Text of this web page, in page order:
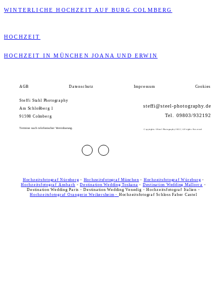
WINTERLICHE HOCHZEIT AUF BURG COLMBERG
HOCHZEIT
HOCHZEIT IN MÜNCHEN JOANA UND ERWIN
Steffi Stahl Photography
Am Schloßberg 1
91598 Colmberg
AGB Datenschutz Impressum Cookies
steffi@steel-photography.de
Tel. 09803/932192
Termine nach telefonischer Vereinbarung.
Hochzeitsfotograf Nürnberg - Hochzeitsfotograf München - Hochzeitsfotograf Würzburg -
Hochzeitsfotograf Ansbach -Destination Wedding Toskana - Destination Wedding Mallorca -
Destination Wedding Paris - Destination Wedding Venedig - Hochzeitsfotograf Italien -
Hochzeitsfotograf Orangerie Weikersheim - Hochzeitsfotograf Schloss Faber Castel
Copyrights ©Steel Photography 2022 | All rights Reserved